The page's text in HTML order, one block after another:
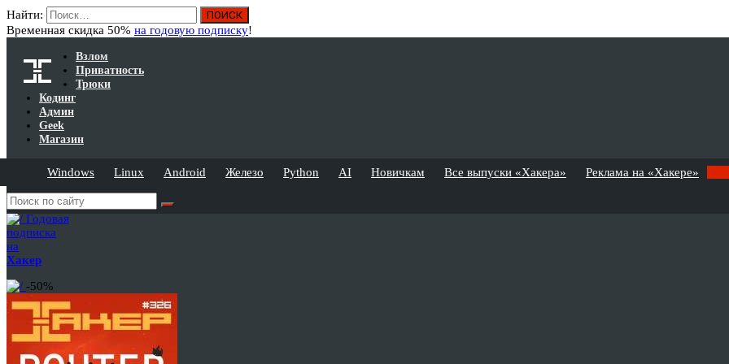
Найти:
Временная скидка 50% на годовую подписку!
Взлом
Приватность
Трюки
Кодинг
Админ
Geek
Магазин
Windows Linux Android Железо Python AI Новичкам Все выпуски «Хакера» Реклама на «Хакере»
Годовая
подписка
на
Хакер
-50%